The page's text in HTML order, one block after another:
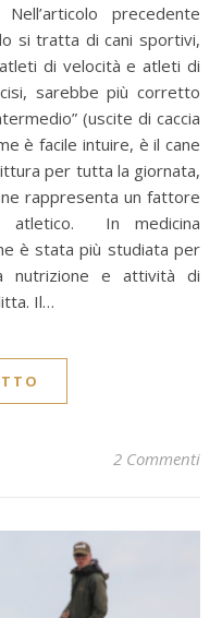
si tratta di cani sportivi,
di velocità e atleti di
sarebbe più corretto
(uscite di caccia
è facile intuire, è il cane
per tutta la giornata,
rappresenta un fattore
atletico. In medicina
è stata più studiata per
nutrizione e attività di
Il…
2 Commenti